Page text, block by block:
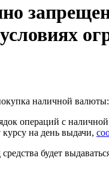
операций с
на день выдачи,
будет